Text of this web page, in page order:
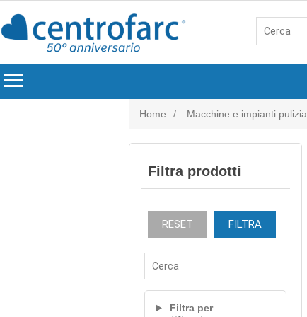
menu
Home / Macchine e impianti pulizia
Filtra prodotti
RESET FILTRA
Filtra per